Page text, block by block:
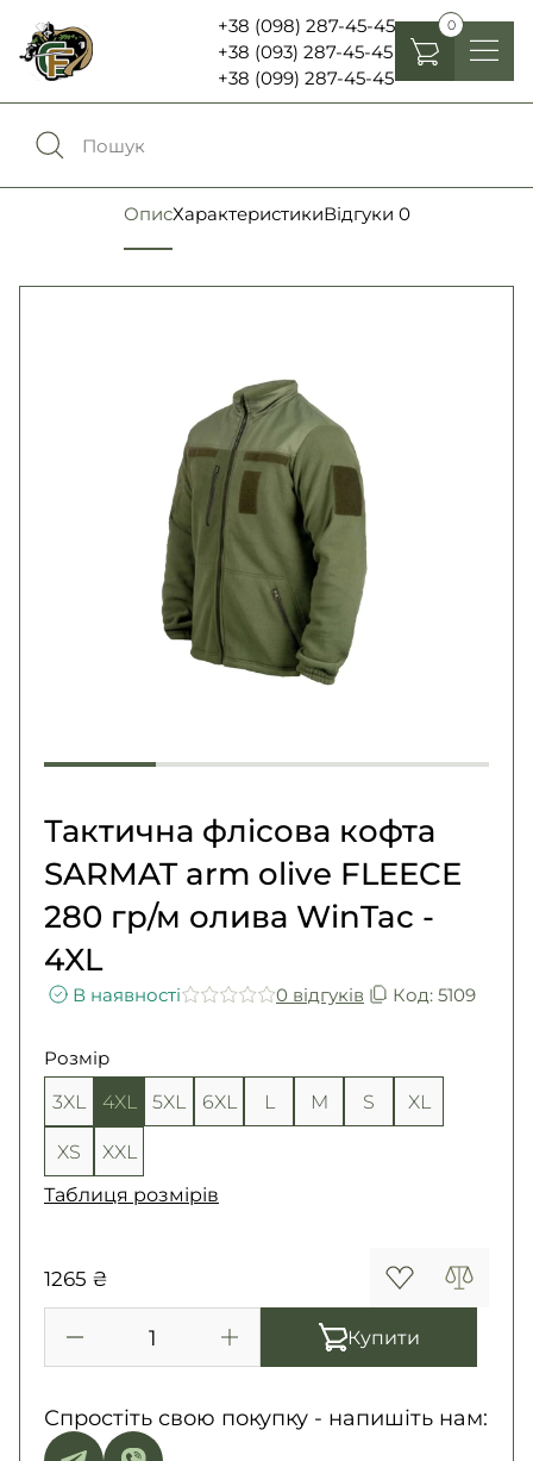
+38 (098) 287-45-45
+38 (093) 287-45-45
+38 (099) 287-45-45
0
Порівняння0
Обране0
UA
Повернення та обмін
Ліхтарі , біноклі та елементи живлення
Ножі та мультитули
Шеврони, патчі та нашивки
Second Hand NATO
ОписХарактеристикиВідгуки 0
Тактична флісова кофта
SARMAT arm olive FLEECE
280 гр/м олива WinTac -
4XL
В наявності 0 вiдгукiв Код: 5109
Розмір
3XL 4XL 5XL 6XL L M S
XL
XS
XXL
Таблиця розмірів
1265 ₴
Купити
Спростіть свою покупку - напишіть нам: